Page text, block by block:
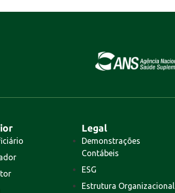
Legal
Demonstrações
Contábeis
ESG
Estrutura Organizacional